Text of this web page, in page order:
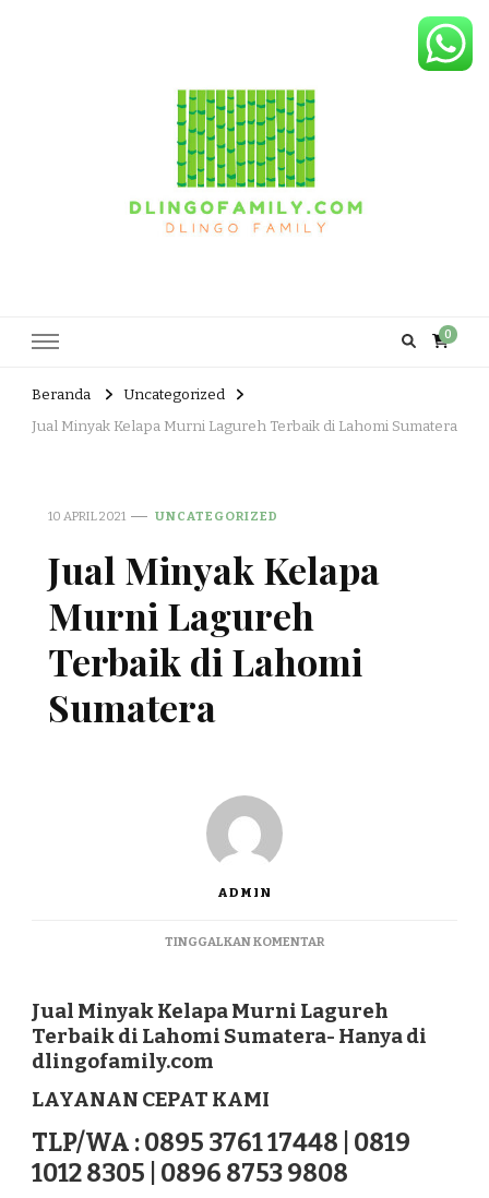
0
Beranda
Uncategorized
Jual Minyak Kelapa Murni Lagureh Terbaik di Lahomi Sumatera
10 APRIL 2021 UNCATEGORIZED
Jual Minyak Kelapa
Murni Lagureh
Terbaik di Lahomi
Sumatera
ADMIN
TINGGALKAN KOMENTARPADA
MURNI
LAGUREH
Jual Minyak Kelapa Murni Lagureh
Terbaik di Lahomi Sumatera- Hanya di
dlingofamily.com
LAYANAN CEPAT KAMI
TLP/WA : 0895 3761 17448 | 0819
1012 8305 | 0896 8753 9808